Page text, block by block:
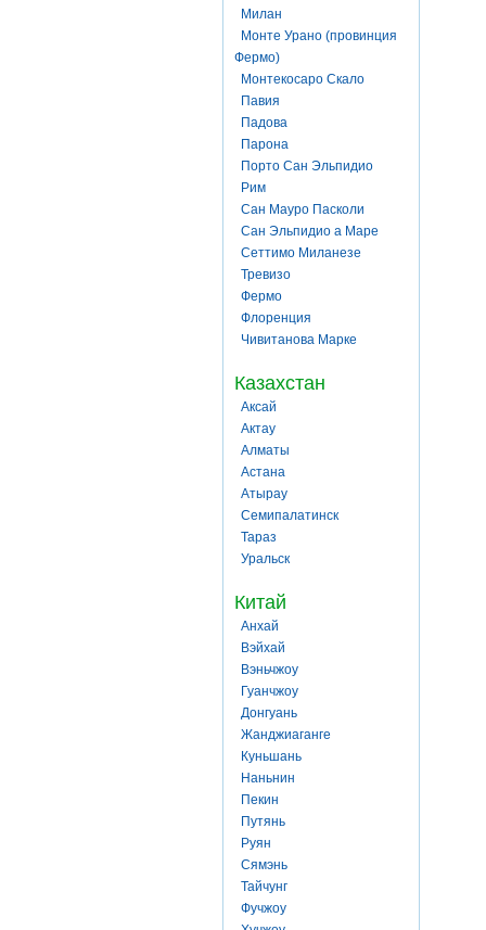
Милан
Монте Урано (провинция
Фермо)
Монтекосаро Скало
Павия
Падова
Парона
Порто Сан Эльпидио
Рим
Сан Мауро Пасколи
Сан Эльпидио а Маре
Сеттимо Миланезе
Тревизо
Фермо
Флоренция
Чивитанова Марке
Казахстан
Аксай
Актау
Алматы
Астана
Атырау
Семипалатинск
Тараз
Уральск
Китай
Анхай
Вэйхай
Вэньчжоу
Гуанчжоу
Донгуань
Жанджиаганге
Куньшань
Наньнин
Пекин
Путянь
Руян
Сямэнь
Тайчунг
Фучжоу